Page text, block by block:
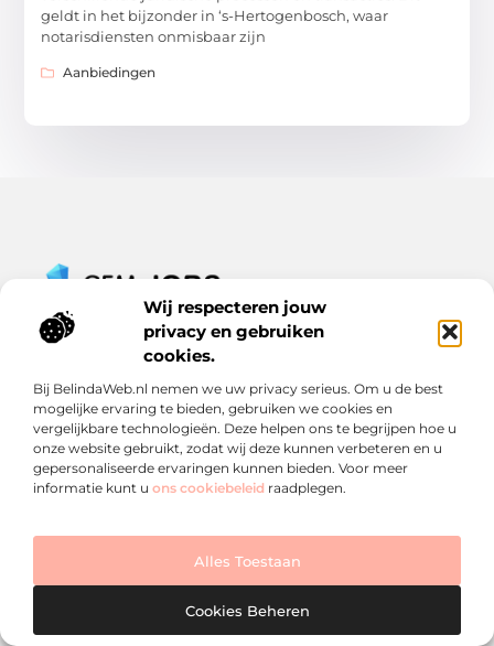
Wij respecteren jouw
privacy en gebruiken
cookies.
Bij BelindaWeb.nl nemen we uw privacy serieus. Om u de best
mogelijke ervaring te bieden, gebruiken we cookies en
vergelijkbare technologieën. Deze helpen ons te begrijpen hoe u
onze website gebruikt, zodat wij deze kunnen verbeteren en u
gepersonaliseerde ervaringen kunnen bieden. Voor meer
informatie kunt u ons cookiebeleid raadplegen.
Alles Toestaan
Cookies Beheren
geldt in het bijzonder in ‘s-Hertogenbosch, waar
notarisdiensten onmisbaar zijn
Aanbiedingen
Van werkdag tot carrièrekans – lees het op
Gemjobs.nl
Ontdek inspirerende blogs en artikelen over alles wat de
arbeidsmarkt en jouw loopbaan te bieden hebben.
Bericht categorie